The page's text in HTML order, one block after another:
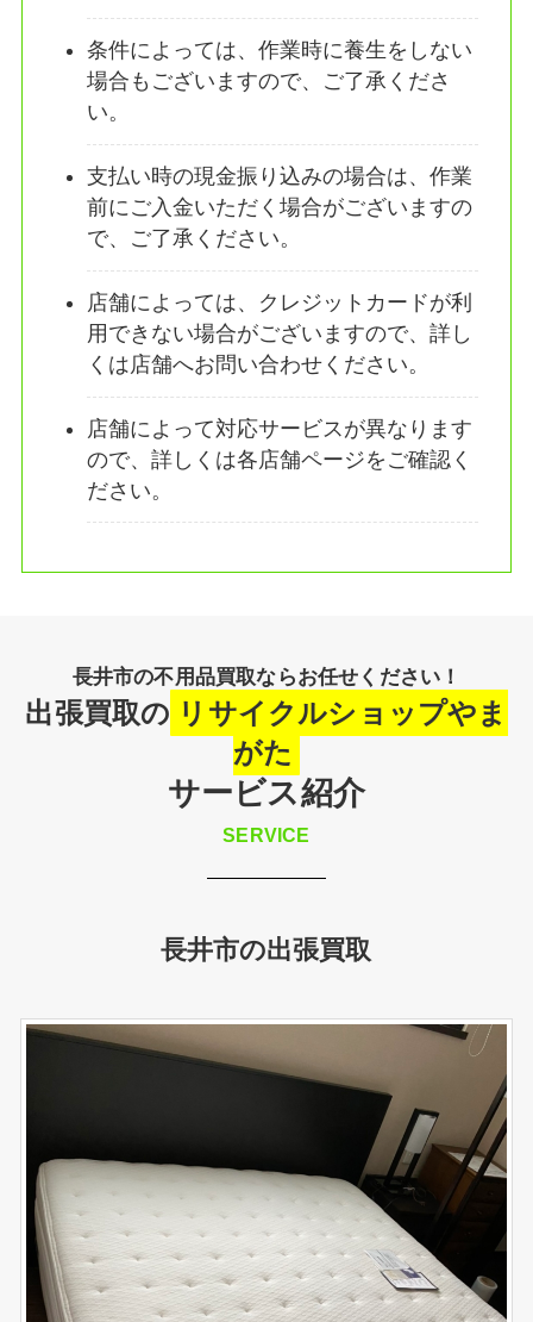
条件によっては、作業時に養生をしない
場合もございますので、ご了承くださ
い。
支払い時の現金振り込みの場合は、作業
前にご入金いただく場合がございますの
で、ご了承ください。
店舗によっては、クレジットカードが利
用できない場合がございますので、詳し
くは店舗へお問い合わせください。
店舗によって対応サービスが異なります
ので、詳しくは各店舗ページをご確認く
ださい。
長井市の不用品買取ならお任せください！
出張買取の リサイクルショップやま
がた
サービス紹介
SERVICE
長井市の出張買取